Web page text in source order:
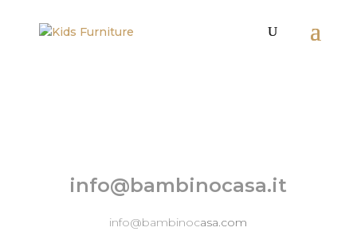
info@bambinocasa.it
info@bambinocasa.com